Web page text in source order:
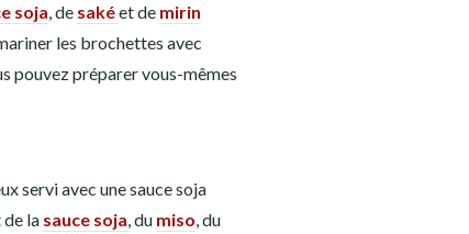
soja, de sakéet de mirin
les brochettes avec
pouvez préparer vous-mêmes
servi avec une sauce soja
de la sauce soja, du miso, du